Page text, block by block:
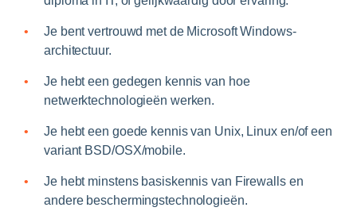
Je bent vertrouwd met de Microsoft Windows-
architectuur.
Je hebt een gedegen kennis van hoe
netwerktechnologieën werken.
Je hebt een goede kennis van Unix, Linux en/of een
variant BSD/OSX/mobile.
Je hebt minstens basiskennis van Firewalls en
andere beschermingstechnologieën.